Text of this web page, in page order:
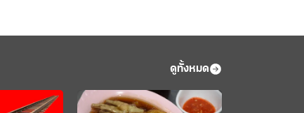
ดูทั้งหมด